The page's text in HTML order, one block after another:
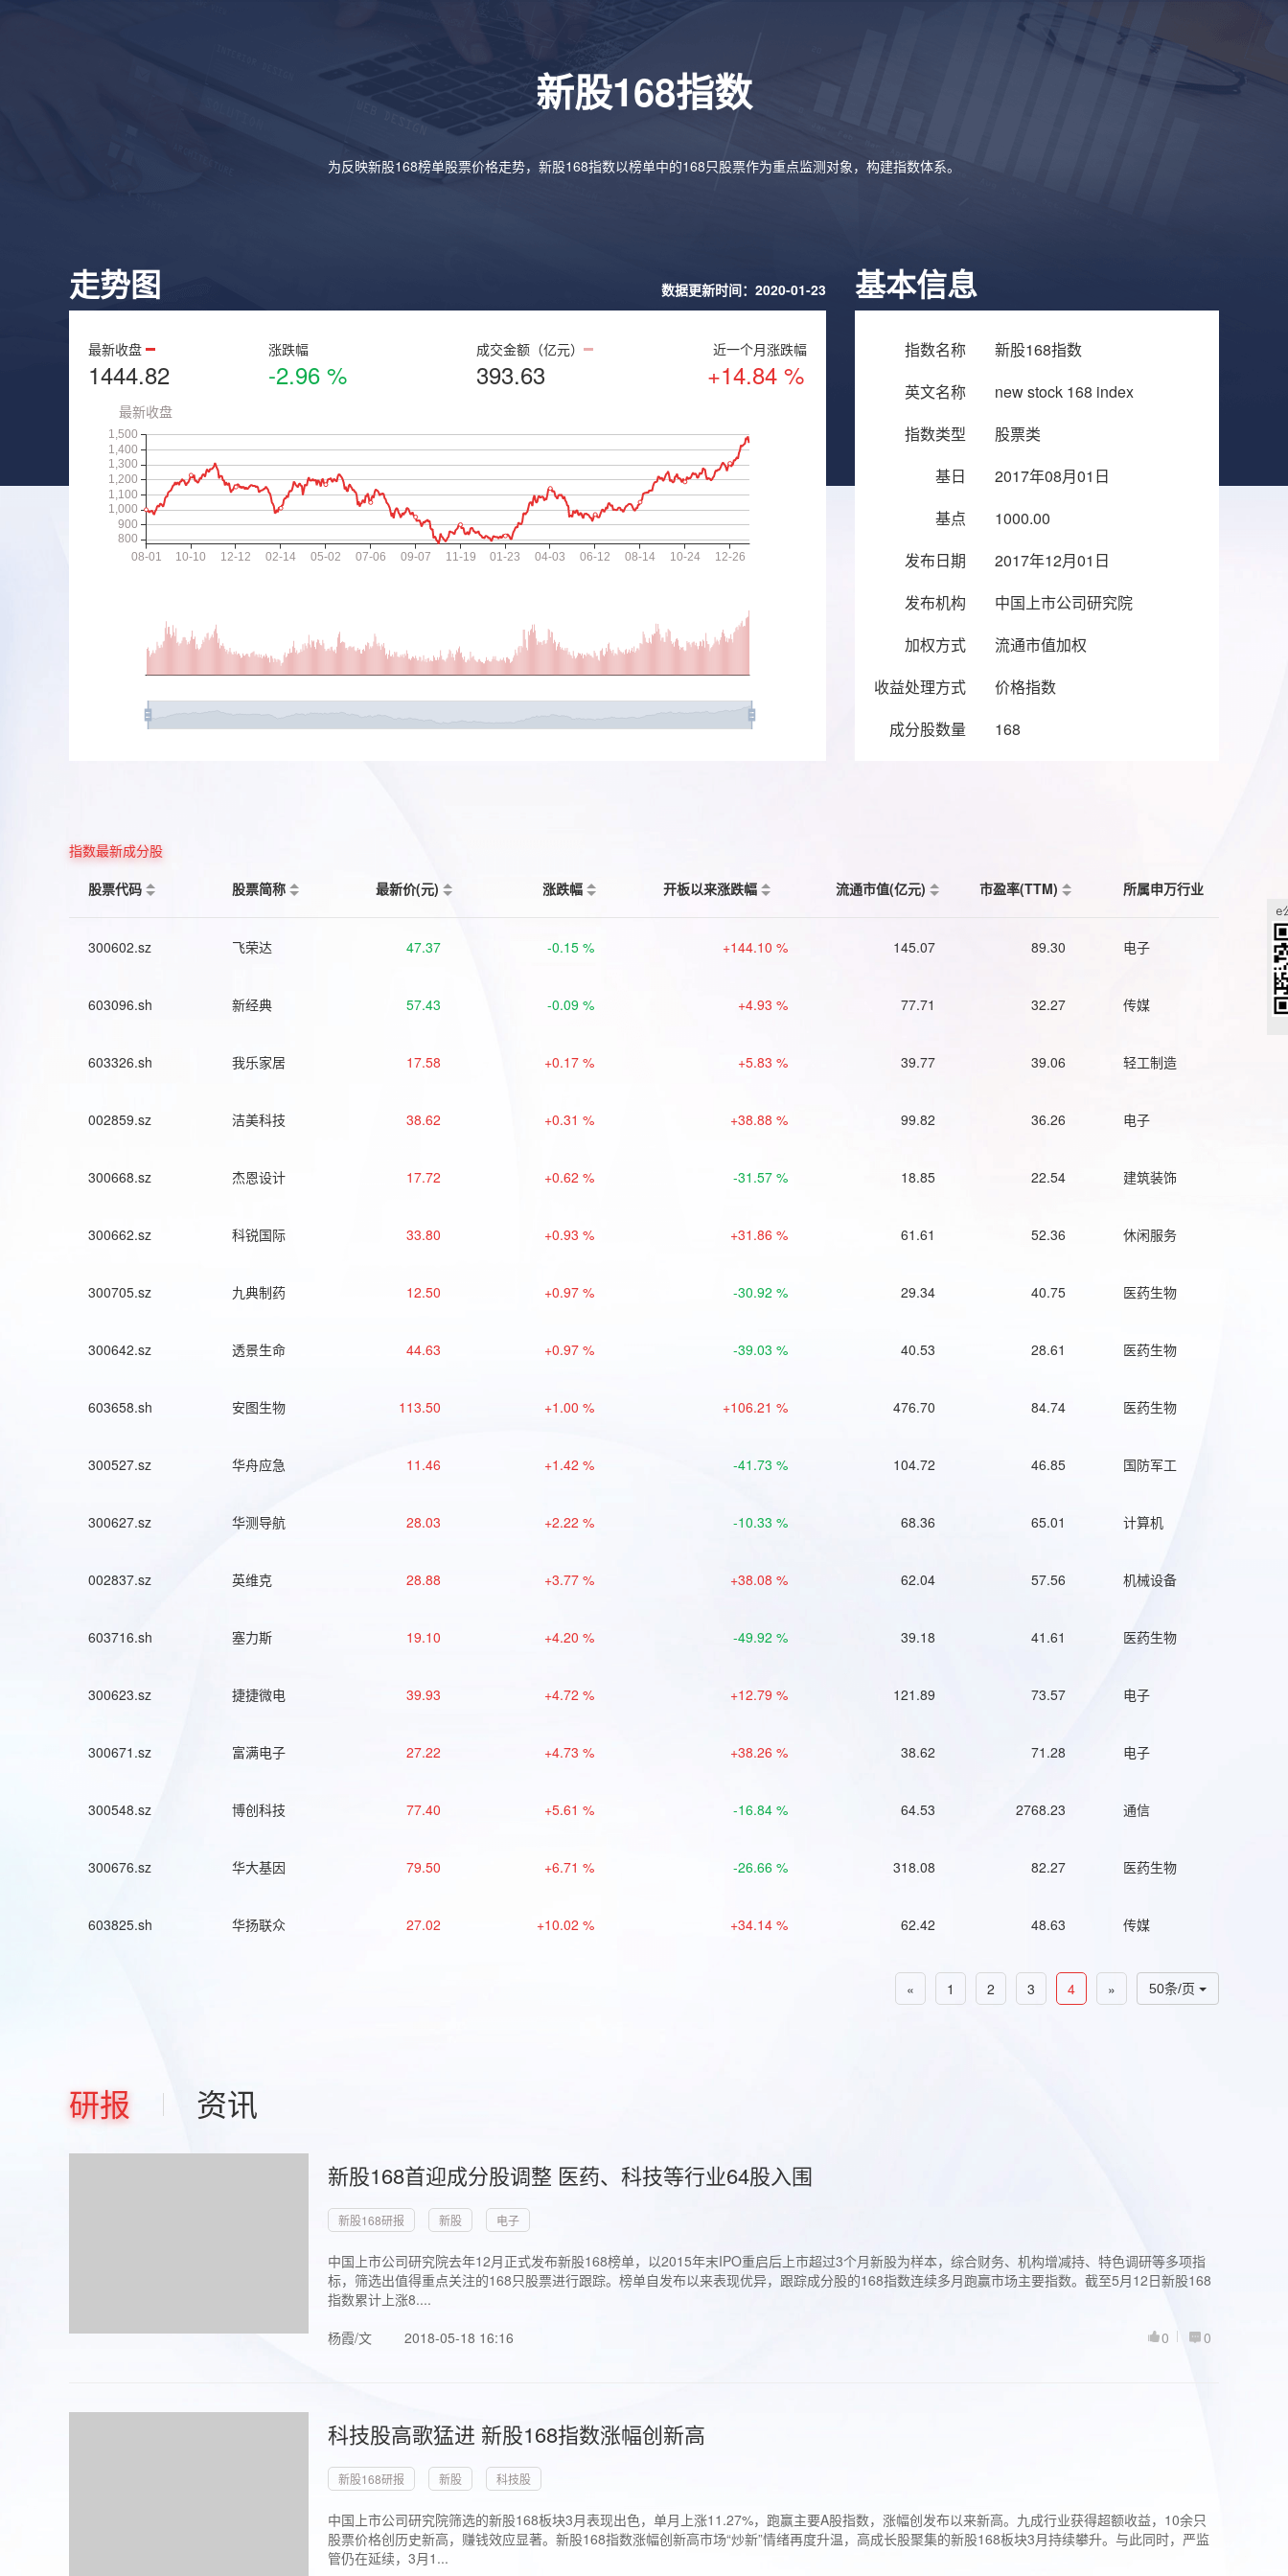
新股168指数
为反映新股168榜单股票价格走势，新股168指数以榜单中的168只股票作为重点监测对象，构建指数体系。
走势图 数据更新时间：2020-01-23
最新收盘
1444.82
涨跌幅
-2.96 %
成交金额（亿元）
393.63
近一个月涨跌幅
+14.84 %
基本信息
指数名称
新股168指数
英文名称
new stock 168 index
指数类型
股票类
基日
2017年08月01日
基点
1000.00
发布日期
2017年12月01日
发布机构
中国上市公司研究院
加权方式
流通市值加权
收益处理方式
价格指数
成分股数量
168
指数最新成分股
股票代码
股票简称 最新价(元) 涨跌幅 开板以来涨跌幅 流通市值(亿元) 市盈率(TTM) 所属申万行业
300602.sz 飞荣达 47.37 -0.15 % +144.10 % 145.07 89.30 电子
603096.sh 新经典 57.43 -0.09 % +4.93 % 77.71 32.27 传媒
603326.sh 我乐家居 17.58 +0.17 % +5.83 % 39.77 39.06 轻工制造
002859.sz 洁美科技 38.62 +0.31 % +38.88 % 99.82 36.26 电子
300668.sz 杰恩设计 17.72 +0.62 % -31.57 % 18.85 22.54 建筑装饰
300662.sz 科锐国际 33.80 +0.93 % +31.86 % 61.61 52.36 休闲服务
300705.sz 九典制药 12.50 +0.97 % -30.92 % 29.34 40.75 医药生物
300642.sz 透景生命 44.63 +0.97 % -39.03 % 40.53 28.61 医药生物
603658.sh 安图生物 113.50 +1.00 % +106.21 % 476.70 84.74 医药生物
300527.sz 华舟应急 11.46 +1.42 % -41.73 % 104.72 46.85 国防军工
300627.sz 华测导航 28.03 +2.22 % -10.33 % 68.36 65.01 计算机
002837.sz 英维克 28.88 +3.77 % +38.08 % 62.04 57.56 机械设备
603716.sh 塞力斯 19.10 +4.20 % -49.92 % 39.18 41.61 医药生物
300623.sz 捷捷微电 39.93 +4.72 % +12.79 % 121.89 73.57 电子
300671.sz 富满电子 27.22 +4.73 % +38.26 % 38.62 71.28 电子
300548.sz 博创科技 77.40 +5.61 % -16.84 % 64.53 2768.23 通信
300676.sz 华大基因 79.50 +6.71 % -26.66 % 318.08 82.27 医药生物
603825.sh 华扬联众 27.02 +10.02 % +34.14 % 62.42 48.63 传媒
50条/页
« 1 2 3 4 »
研报 资讯
新股168首迎成分股调整 医药、科技等行业64股入围
新股168研报 新股 电子
中国上市公司研究院去年12月正式发布新股168榜单，以2015年末IPO重启后上市超过3个月新股为样本，综合财务、机构增减持、特色调研等多项指
标，筛选出值得重点关注的168只股票进行跟踪。榜单自发布以来表现优异，跟踪成分股的168指数连续多月跑赢市场主要指数。截至5月12日新股168
指数累计上涨8....
杨霞/文
2018-05-18 16:16 0
0
科技股高歌猛进 新股168指数涨幅创新高
新股168研报 新股 科技股
中国上市公司研究院筛选的新股168板块3月表现出色，单月上涨11.27%，跑赢主要A股指数，涨幅创发布以来新高。九成行业获得超额收益，10余只
股票价格创历史新高，赚钱效应显著。新股168指数涨幅创新高市场“炒新”情绪再度升温，高成长股聚集的新股168板块3月持续攀升。与此同时，严监
管仍在延续，3月1...